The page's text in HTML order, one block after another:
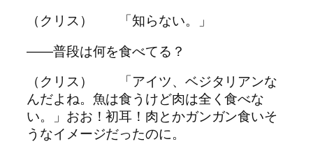
（クリス） 「知らない。」
――普段は何を食べてる？
（クリス） 「アイツ、ベジタリアンな
んだよね。魚は食うけど肉は全く食べな
い。」おお！初耳！肉とかガンガン食いそ
うなイメージだったのに。